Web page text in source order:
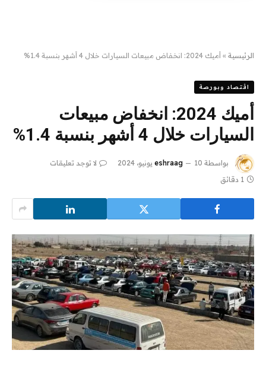
الرئيسية » أميك 2024: انخفاض مبيعات السيارات خلال 4 أشهر بنسبة 1.4%
اقتصاد وبورصة
أميك 2024: انخفاض مبيعات
السيارات خلال 4 أشهر بنسبة 1.4%
بواسطة eshraag 10 يونيو، 2024
لا توجد تعليقات
1 دقائق